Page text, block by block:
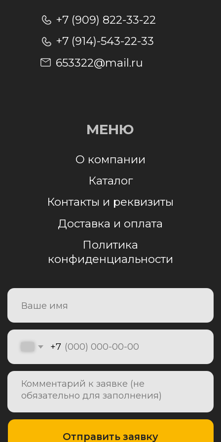
Отправляя заявку, я даю согласие на
обработку персональных данных